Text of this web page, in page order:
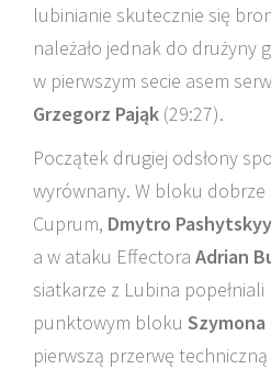
lubinianie skutecznie się
należało jednak do drużyny
w pierwszym secie asem
Grzegorz Pająk (29:27).
Początek drugiej odsłony
wyrównany. W bloku dobrze
Cuprum, Dmytro Pashytskyy
a w ataku Effectora Adrian
siatkarze z Lubina popełniali
punktowym bloku Szymona
pierwszą przerwę